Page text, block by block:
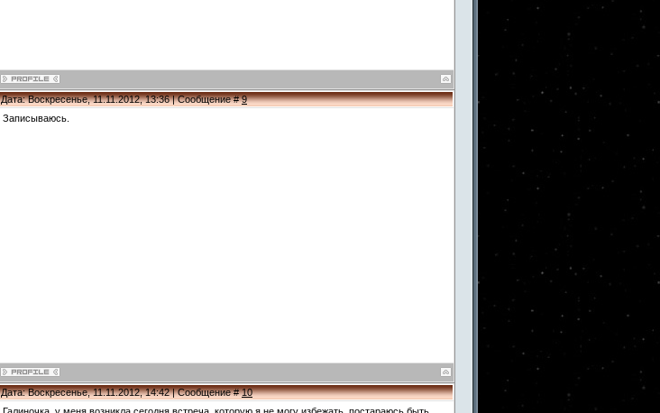
Дата: Воскресенье, 11.11.2012, 13:36 | Сообщение #9
Записываюсь.
Дата: Воскресенье, 11.11.2012, 14:42 | Сообщение #10